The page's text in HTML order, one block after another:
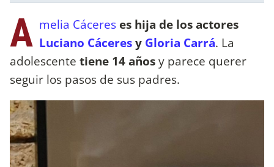
A melia Cáceres es hija de los actores
Luciano Cáceresy Gloria Carrá. La
adolescente tiene 14 añosy parece querer
seguir los pasos de sus padres.